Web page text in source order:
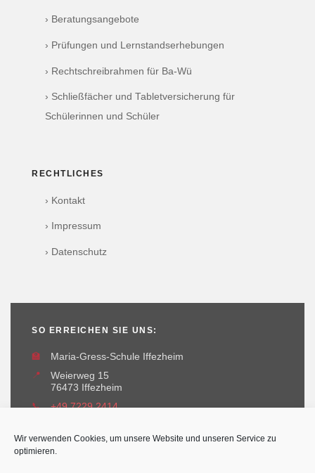
Wir verwenden Cookies, um unsere Website und unseren Service zu
optimieren.
› Beratungsangebote
› Prüfungen und Lernstandserhebungen
› Rechtschreibrahmen für Ba-Wü
› Schließfächer und Tabletversicherung für
Schülerinnen und Schüler
RECHTLICHES
› Kontakt
› Impressum
› Datenschutz
SO ERREICHEN SIE UNS:
🏫
Maria-Gress-Schule Iffezheim
📍
Weierweg 15
76473 Iffezheim
📞
+49 7229 2414